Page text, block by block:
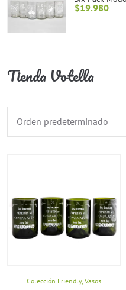
$19.980
Tienda Votella
Colección Friendly, Vasos